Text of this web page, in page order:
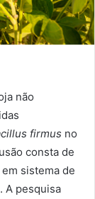
não
firmus no
consta de
sistema de
A pesquisa